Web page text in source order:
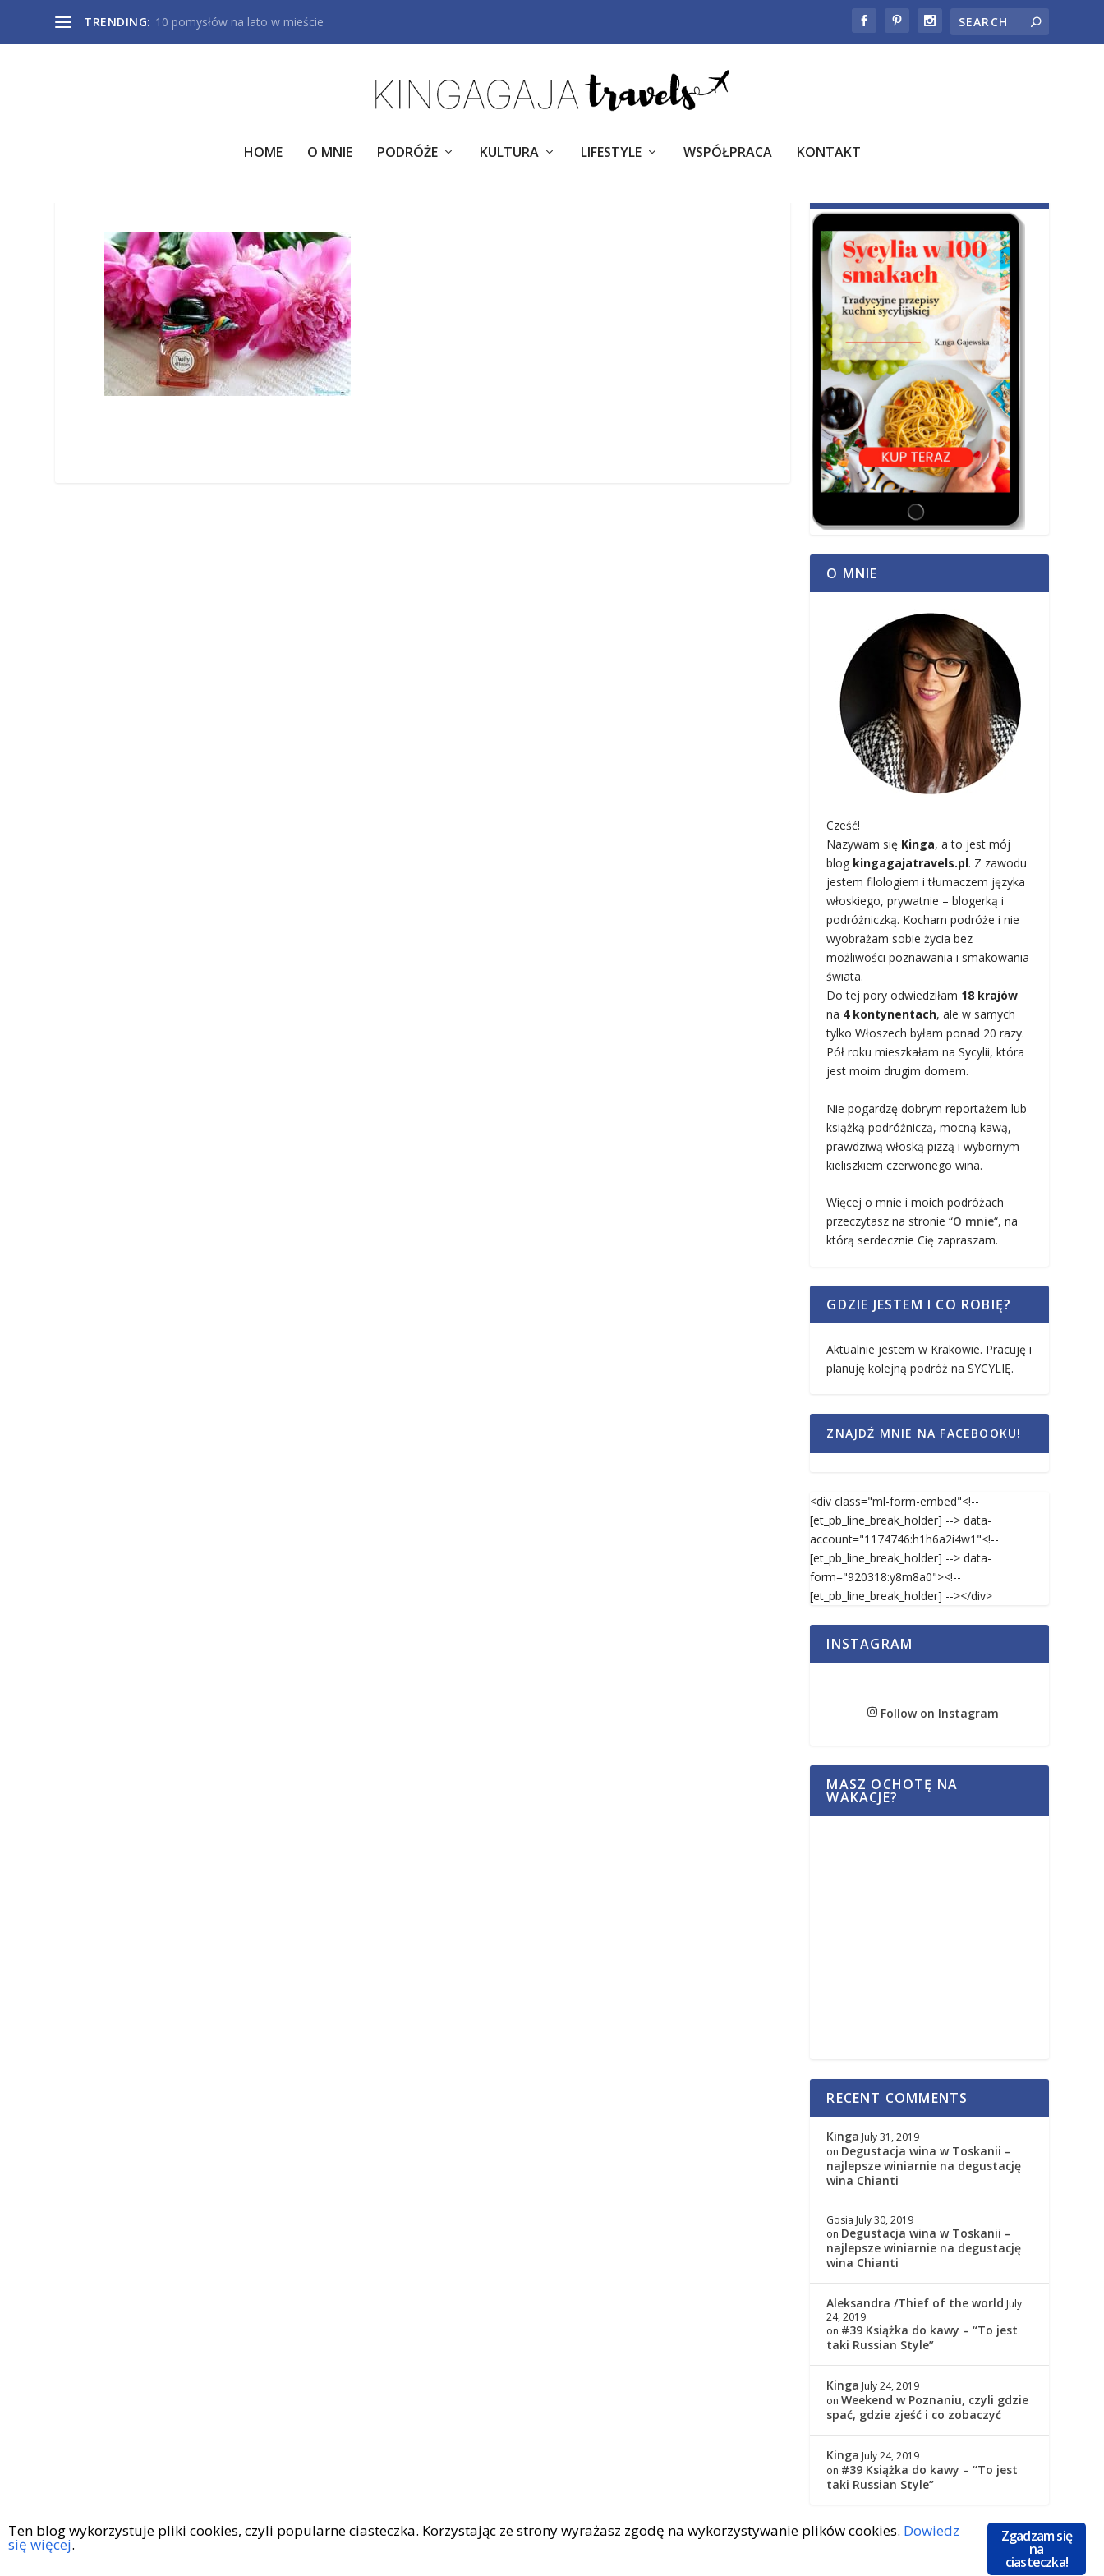
TRENDING: 10 pomysłów na lato w mieście
HOME O MNIE PODRÓŻE KULTURA LIFESTYLE WSPÓŁPRACA KONTAKT
O MNIE
Cześć!
Nazywam się Kinga, a to jest mój
blog kingagajatravels.pl. Z zawodu
jestem filologiem i tłumaczem języka
włoskiego, prywatnie – blogerką i
podróżniczką. Kocham podróże i nie
wyobrażam sobie życia bez
możliwości poznawania i smakowania
świata.
Do tej pory odwiedziłam 18 krajów
na 4 kontynentach, ale w samych
tylko Włoszech byłam ponad 20 razy.
Pół roku mieszkałam na Sycylii, która
jest moim drugim domem.
Nie pogardzę dobrym reportażem lub
książką podróżniczą, mocną kawą,
prawdziwą włoską pizzą i wybornym
kieliszkiem czerwonego wina.
Więcej o mnie i moich podróżach
przeczytasz na stronie “O mnie“, na
którą serdecznie Cię zapraszam.
GDZIE JESTEM I CO ROBIĘ?
Aktualnie jestem w Krakowie. Pracuję i
planuję kolejną podróż na SYCYLIĘ.
ZNAJDŹ MNIE NA FACEBOOKU!
<div class="ml-form-embed"<!--
[et_pb_line_break_holder] --> data-
account="1174746:h1h6a2i4w1"<!--
[et_pb_line_break_holder] --> data-
form="920318:y8m8a0"><!--
[et_pb_line_break_holder] --></div>
INSTAGRAM
Follow on Instagram
MASZ OCHOTĘ NA
WAKACJE?
RECENT COMMENTS
Kinga July 31, 2019
on Degustacja wina w Toskanii –
najlepsze winiarnie na degustację
wina Chianti
Gosia July 30, 2019
on Degustacja wina w Toskanii –
najlepsze winiarnie na degustację
wina Chianti
Aleksandra /Thief of the world July
24, 2019
on #39 Książka do kawy – “To jest
taki Russian Style”
Kinga July 24, 2019
onWeekend w Poznaniu, czyli gdzie
spać, gdzie zjeść i co zobaczyć
Kinga July 24, 2019
on #39 Książka do kawy – “To jest
taki Russian Style”
Copyright © 2016
Zgadzam się
na
ciasteczka!
Ten blog wykorzystuje pliki cookies, czyli popularne ciasteczka. Korzystając ze strony wyrażasz zgodę na wykorzystywanie plików cookies. Dowiedz
się więcej.